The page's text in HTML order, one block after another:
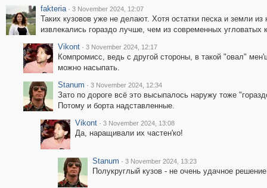
fakteria · 3 November 2024, 12:07
Таких кузовов уже не делают. Хотя остатки песка и земли из
извлекались гораздо лучше, чем из современных угловатых
Vikont · 3 November 2024, 12:17
Компромисс, ведь с другой стороны, в такой "овал"
можно насыпать.
Stanum · 3 November 2024, 12:34
Зато по дороге всё это высыпалось наружу тоже
Потому и борта надставленные.
Vikont · 3 November 2024, 13:08
Да, наращивали их частен'ко!
Stanum · 3 November 2024, 13:23
Полукруглый кузов - не очень удачное